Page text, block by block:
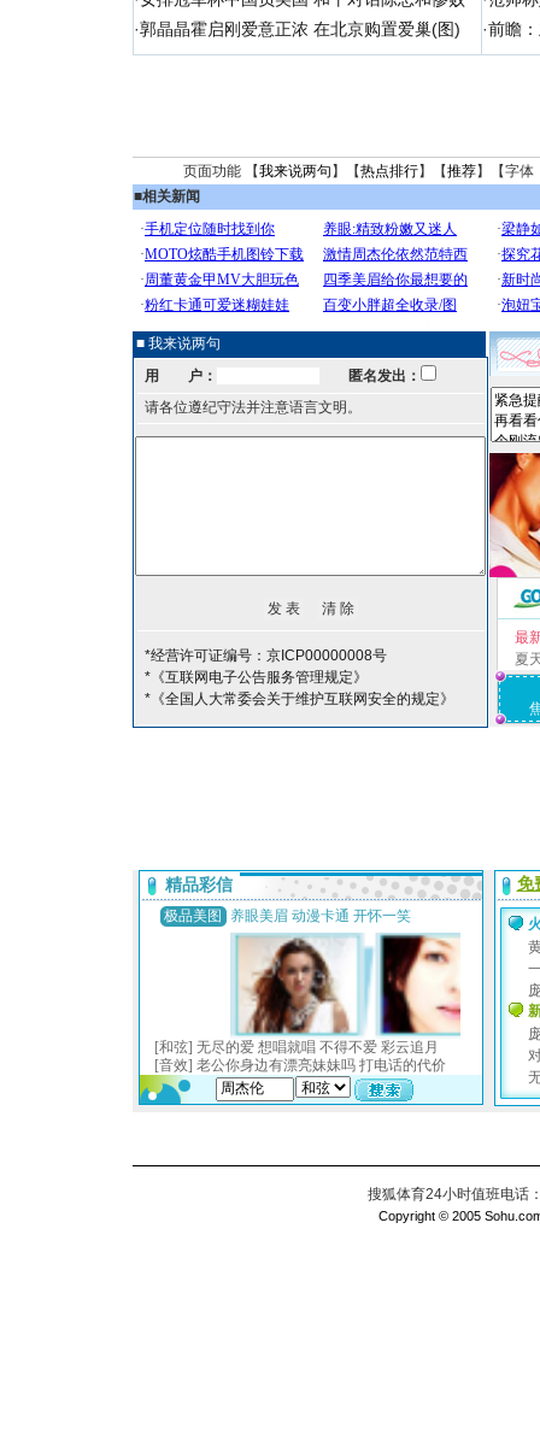
·郭晶晶霍启刚爱意正浓 在北京购置爱巢(图)
·前瞻
页面功能 【我来说两句 】【热点排行】【推荐】【字体
■相关新闻
■ 我来说两句
用 户：
匿名发出：
请各位遵纪守法并注意语言文明。
*经营许可证编号：京ICP00000008号
*《互联网电子公告服务管理规定》
*《全国人大常委会关于维护互联网安全的规定》
最
夏
搜狐体育24小时值班电话
Copyright © 2005